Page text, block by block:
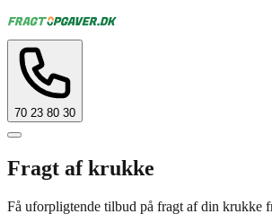
70 23 80 30
Fragt af krukke
Få uforpligtende tilbud på fragt af din krukke